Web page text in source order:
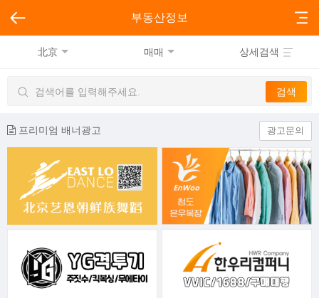
부동산정보
北京 매매 상세검색
프리미엄 배너광고 광고문의